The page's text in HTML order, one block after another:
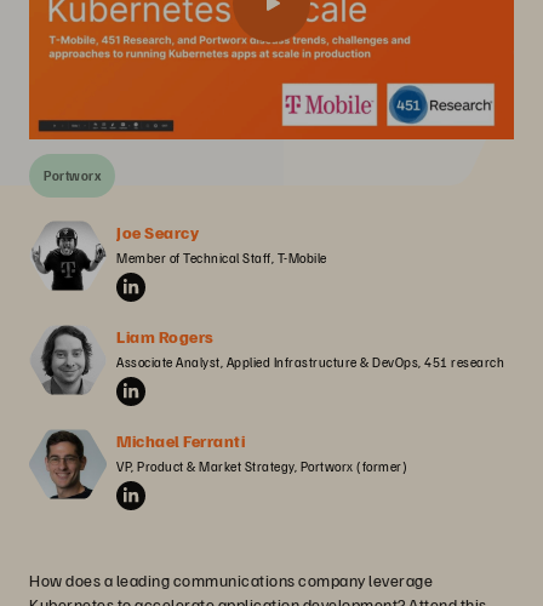
Portworx
Joe Searcy
Member of Technical Staff, T-Mobile
Liam Rogers
Associate Analyst, Applied Infrastructure & DevOps, 451 research
Michael Ferranti
VP, Product & Market Strategy, Portworx (former)
How does a leading communications company leverage